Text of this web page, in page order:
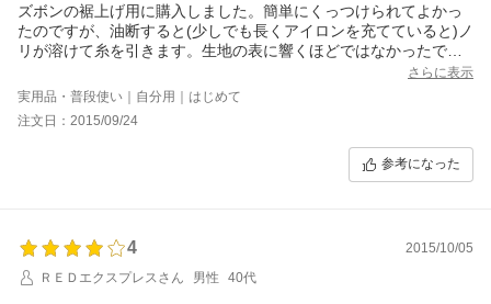
ズボンの裾上げ用に購入しました。簡単にくっつけられてよかっ
たのですが、油断すると(少しでも長くアイロンを充てていると)ノ
リが溶けて糸を引きます。生地の表に響くほどではなかったです
が。たっぷり使えるところはいいです。また使うことがあればこ
ちらを購入すると思います。
さらに表示
実用品・普段使い｜自分用｜はじめて
注文日：2015/09/24
参考になった
4
2015/10/05
ＲＥＤエクスプレスさん
男性 40代